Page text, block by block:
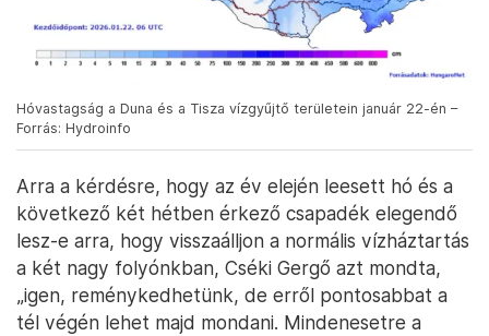
Hóvastagság a Duna és a Tisza vízgyűjtő területein január 22-én –
Forrás: Hydroinfo
Arra a kérdésre, hogy az év elején leesett hó és a
következő két hétben érkező csapadék elegendő
lesz-e arra, hogy visszaálljon a normális vízháztartás
a két nagy folyónkban, Cséki Gergő azt mondta,
„igen, reménykedhetünk, de erről pontosabbat a
tél végén lehet majd mondani. Mindenesetre a